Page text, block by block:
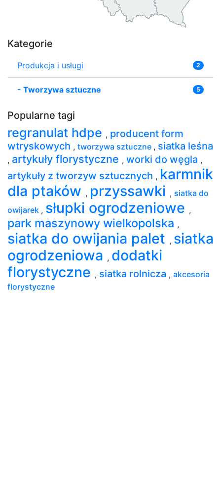
Kategorie
Produkcja i usługi 2
- Tworzywa sztuczne 5
Popularne tagi
regranulat hdpe , producent form
wtryskowych , tworzywa sztuczne , siatka leśna
, artykuły florystyczne , worki do węgla ,
artykuły z tworzyw sztucznych , karmnik
dla ptaków , przyssawki , siatka do
owijarek , słupki ogrodzeniowe ,
park maszynowy wielkopolska ,
siatka do owijania palet , siatka
ogrodzeniowa , dodatki
florystyczne , siatka rolnicza , akcesoria
florystyczne